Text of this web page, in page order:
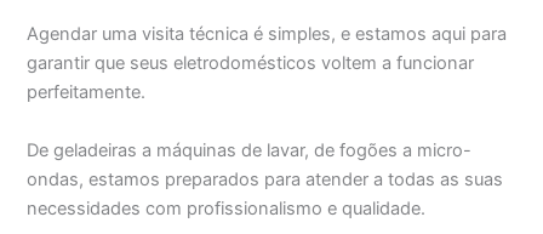
Agendar uma visita técnica é simples, e estamos aqui para
garantir que seus eletrodomésticos voltem a funcionar
perfeitamente.
De geladeiras a máquinas de lavar, de fogões a micro-
ondas, estamos preparados para atender a todas as suas
necessidades com profissionalismo e qualidade.